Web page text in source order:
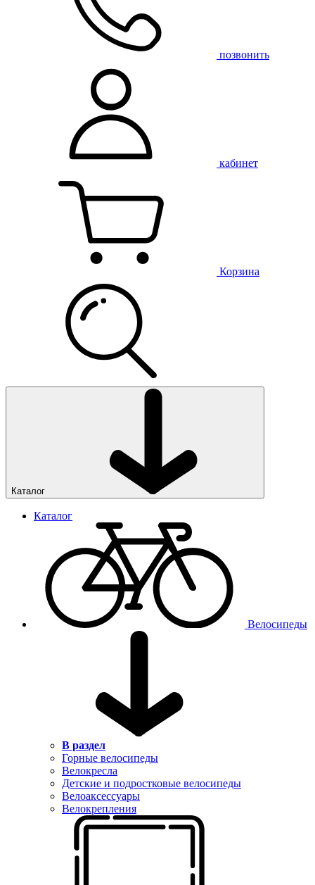
позвонить
кабинет
Корзина
Каталог
Каталог
Велосипеды
В раздел
Горные велосипеды
Велокресла
Детские и подростковые велосипеды
Велоаксессуары
Велокрепления